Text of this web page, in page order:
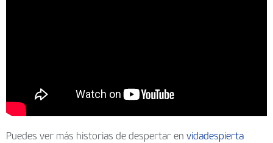
Puedes ver más historias de despertar en vidadespierta